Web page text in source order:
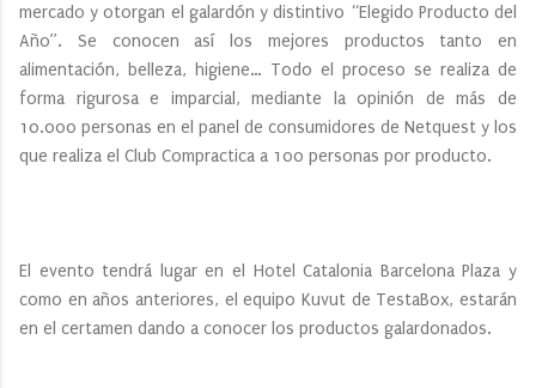
mercado y otorgan el galardón y distintivo “Elegido Producto del
Año”. Se conocen así los mejores productos tanto en
alimentación, belleza, higiene… Todo el proceso se realiza de
forma rigurosa e imparcial, mediante la opinión de más de
10.000 personas en el panel de consumidores de Netquest y los
que realiza el Club Compractica a 100 personas por producto.
El evento tendrá lugar en el Hotel Catalonia Barcelona Plaza y
como en años anteriores, el equipo Kuvut de TestaBox, estarán
en el certamen dando a conocer los productos galardonados.